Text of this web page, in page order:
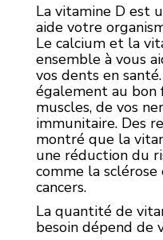
La vitamine D est
aide votre
Le calcium et la
ensemble à vous
vos dents en
également au bon
muscles, de vos
immunitaire. Des
montré que la
une réduction du
comme la
cancers.
La quantité de
besoin dépend de